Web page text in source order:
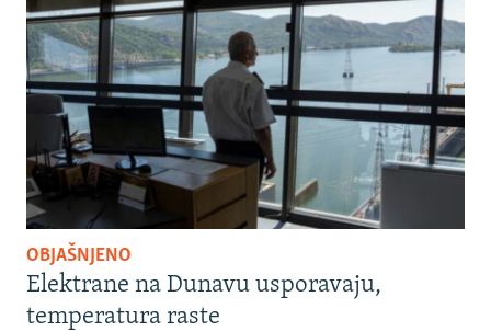
OBJAŠNJENO
Elektrane na Dunavu usporavaju,
temperatura raste